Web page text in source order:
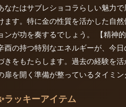
なたはサブレショコラらしい魅力
ます。特に金の性質を活かした自
ンが功を奏するでしょう。 【精神
酉の持つ特別なエネルギーが、今
きをもたらします。過去の経験を
扉を開く準備が整っているタイミン
ラッキーアイテム